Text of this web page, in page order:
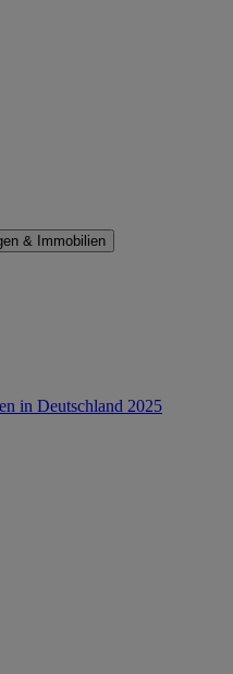
& Immobilien
in Deutschland 2025